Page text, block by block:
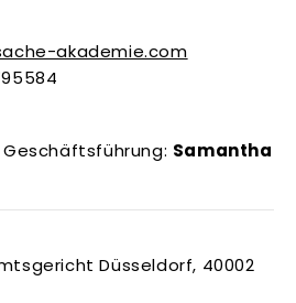
akademie.com
Samantha
Düsseldorf, 40002